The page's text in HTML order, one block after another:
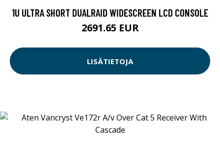
1U ULTRA SHORT DUALRAID WIDESCREEN LCD CONSOLE
2691.65 EUR
LISÄTIETOJA